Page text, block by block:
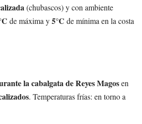
(chubascos) y con ambiente
de máxima y5°C de mínima en la costa
la cabalgata de Reyes Magosen
. Temperaturas frías: en torno a